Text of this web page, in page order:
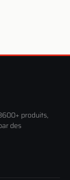
produits,
des